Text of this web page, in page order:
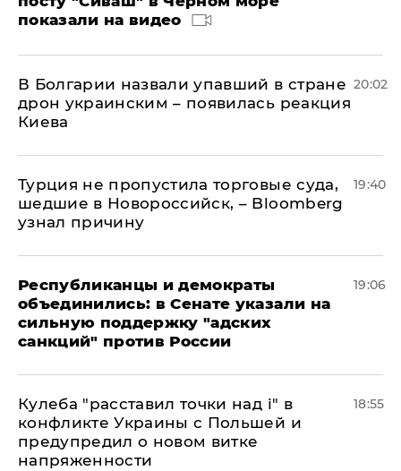
показали на видео
В Болгарии назвали упавший в стране
дрон украинским – появилась реакция
Киева
20:02
Турция не пропустила торговые суда,
шедшие в Новороссийск, – Bloomberg
узнал причину
19:40
Республиканцы и демократы
объединились: в Сенате указали на
сильную поддержку "адских
санкций" против России
19:06
Кулеба "расставил точки над і" в
конфликте Украины с Польшей и
предупредил о новом витке
напряженности
18:55